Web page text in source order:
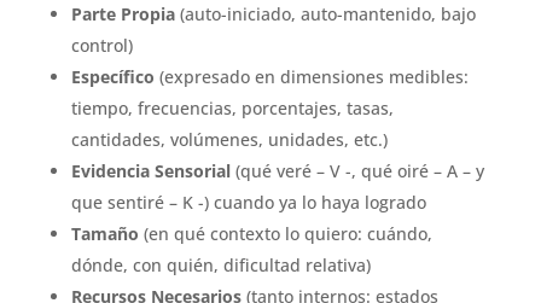
Parte Propia(auto-iniciado, auto-mantenido, bajo
control)
Específico (expresado en dimensiones medibles:
tiempo, frecuencias, porcentajes, tasas,
cantidades, volúmenes, unidades, etc.)
Evidencia Sensorial(qué veré – V -, qué oiré – A – y
que sentiré – K -) cuando ya lo haya logrado
Tamaño (en qué contexto lo quiero: cuándo,
dónde, con quién, dificultad relativa)
Recursos Necesarios(tanto internos: estados